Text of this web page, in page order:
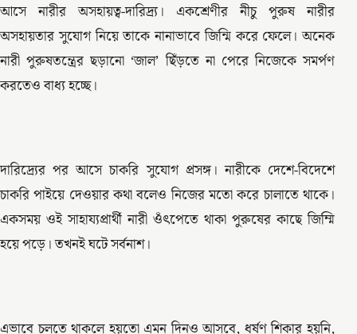
আসে নারীর অসহায়ত্ব-দারিদ্র্য। একশ্রেণীর নীচু পুরুষ নারীর
অসহায়তার সুযোগ নিয়ে তাকে নানাভাবে জিন্মি করে ফেলে। অনেক
নারী পুরুষতন্ত্রের ছড়ানো ‘জাল’ ছিঁড়তে না পেরে নিজেকে সমর্পণ
করতেও বাধ্য হচ্ছে।
দারিদ্র্যের পর আসে চাকরি সুযোগ প্রসঙ্গ। নারীকে দেশে-বিদেশে
চাকরি পাইয়ে দেওয়ার কথা বলেও নিজের মতো করে চালাতে থাকে।
একসময় ওই সাহায্যপ্রার্থী নারী ওঁৎপেতে থাকা পুরুষের কাছে জিম্মি
হয়ে পড়ে। তখনই ঘটে সর্বনাশ।
এভাবে চলতে থাকলে হয়তো এমন দিনও আসবে, ধর্ষণ শিকার হয়নি,